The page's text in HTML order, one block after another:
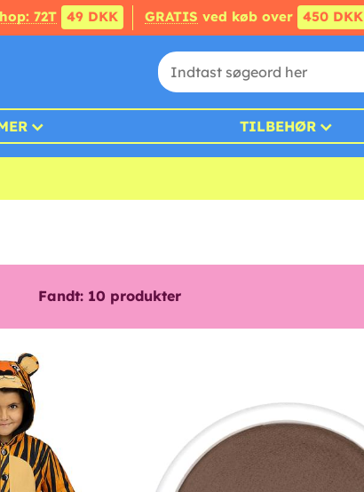
72T 49 DKK GRATIS ved køb over 450 DKK
TILBEHØR
Fandt: 10 produkter